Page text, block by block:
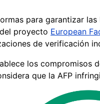
para garantizar
proyecto European
de verificación
los compromisos
que la AFP